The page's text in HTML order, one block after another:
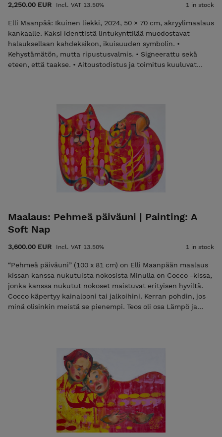
2,250.00 EUR Incl. VAT 13.50% 1 in stock
Elli Maanpää: Ikuinen liekki, 2024, 50 × 70 cm, akryylimaalaus
kankaalle. Kaksi identtistä lintukynttilää muodostavat
halauksellaan kahdeksikon, ikuisuuden symbolin. •
Kehystämätön, mutta ripustusvalmis. • Signeerattu sekä
eteen, että taakse. • Aitoustodistus ja toimitus kuuluvat
acrylic painting on canvas. Two identical bird candles
embrace to form the shape of a figure eight – the symbol of
infinity. • Unframed but ready to hang. • Signed on both
front and back. • Certificate of Authenticity and shipping
are included in the price. Please email elli@ellimaanpaa.com
if you would prefer to pick up the painting from my studio in
Meilahti, Helsinki.
Maalaus: Pehmeä päiväuni | Painting: A
Soft Nap
3,600.00 EUR Incl. VAT 13.50% 1 in stock
“Pehmeä päiväuni” (100 x 81 cm) on Elli Maanpään maalaus
kissan kanssa nukutuista nokosista Minulla on Cocco -kissa,
jonka kanssa nukutut nokoset maistuvat erityisen hyviltä.
Cocco käpertyy kainalooni tai jalkoihini. Kerran pohdin, jos
minä olisinkin meistä se pienempi. Teos oli osa Lämpö ja
mieluummin noutaa maalauksen ateljeeltani Helsingin
Maanpää capturing cat naps This artwork depicts a tender
moment of napping with the artist’s cat, Cocco. Often
curled up in Elli’s arms, the cat inspired this peaceful scene.
The painting also reflects a playful thought: what it might
feel like to be small enough to curl up in Cocco’s arms. The
painting was part of the Warmth and Closeness series